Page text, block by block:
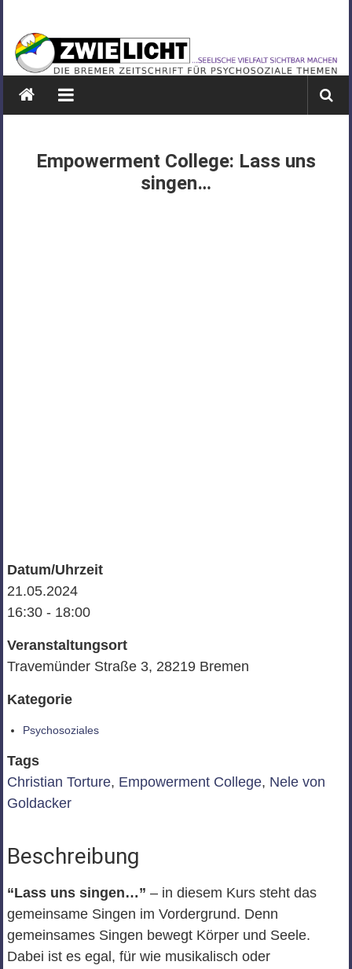
springen
ZWIELICHT
BREMEN
DIE
PSYCHOSOZIALE
Empowerment College: Lass uns
singen…
Datum/Uhrzeit
21.05.2024
16:30 - 18:00
Veranstaltungsort
Travemünder Straße 3, 28219 Bremen
Kategorie
Psychosoziales
Tags
Christian Torture, Empowerment College, Nele von
Goldacker
Beschreibung
“Lass uns singen…” – in diesem Kurs steht das
gemeinsame Singen im Vordergrund. Denn
gemeinsames Singen bewegt Körper und Seele.
Dabei ist es egal, für wie musikalisch oder